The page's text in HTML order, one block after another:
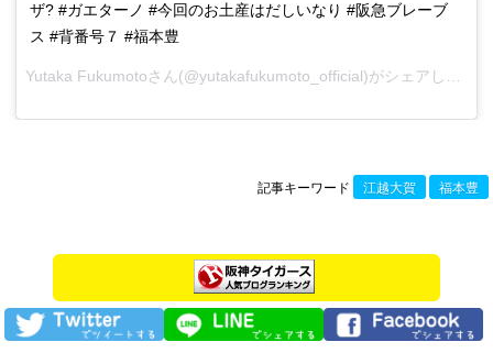
ザ? #ガエターノ #今回のお土産はだしいなり #阪急ブレーブ
ス #背番号７ #福本豊
Yutaka Fukumotoさん(@yutakafukumoto_official)がシェアした投稿 –
記事キーワード 江越大賀 福本豊